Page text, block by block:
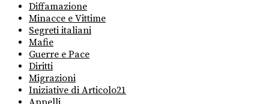
Diffamazione
Minacce e Vittime
Segreti italiani
Mafie
Guerre e Pace
Diritti
Migrazioni
Iniziative di Articolo21